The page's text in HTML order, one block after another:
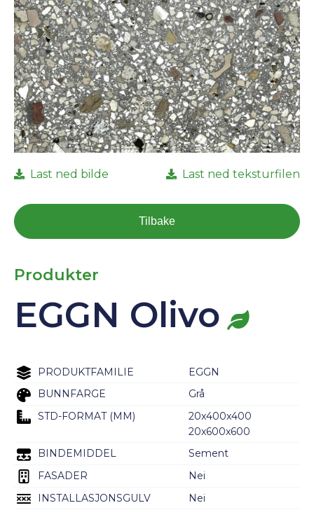
Last ned bilde Last ned teksturfilen
Tilbake
Produkter
EGGN Olivo
PRODUKTFAMILIE
EGGN
BUNNFARGE
Grå
STD-FORMAT (MM)
20x400x400
20x600x600
BINDEMIDDEL
Sement
FASADER
Nei
INSTALLASJONSGULV
Nei